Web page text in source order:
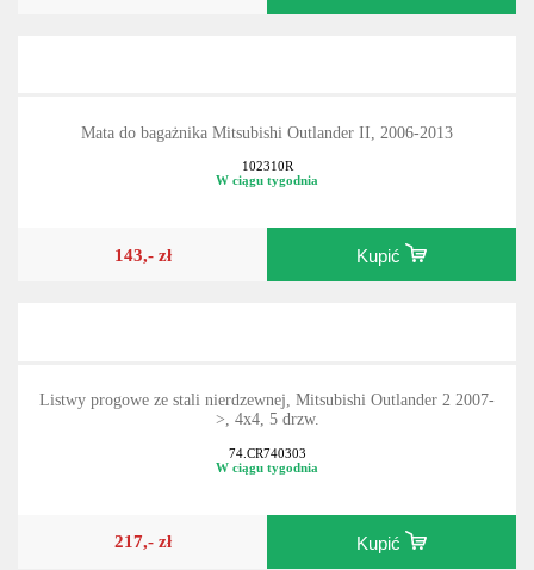
Mata do bagażnika Mitsubishi Outlander II, 2006-2013
102310R
W ciągu tygodnia
143,- zł Kupić
Listwy progowe ze stali nierdzewnej, Mitsubishi Outlander 2 2007-
>, 4x4, 5 drzw.
74.CR740303
W ciągu tygodnia
217,- zł Kupić